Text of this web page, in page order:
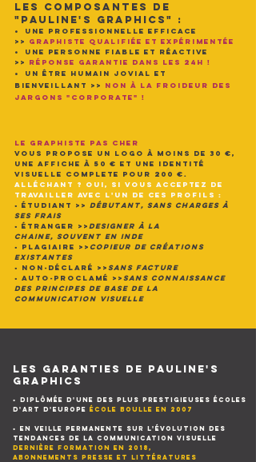
LES COMPOSANTES DE
"PAULINE'S GRAPHICS" :
•
UNE PROFESSIONNELLE EFFICACE
>>
GRAPHISTE QUALIFIéE ET EXPéRIMENTéE
•
UNE PERSONNE FIABLE ET RÉACTIVE
>>
RéPONSE GARANTIE DANS LES 24H !
•
UN ÊTRE HUMAIN JOVIAL ET
BIENVEILLANT >>
NON à LA FROIDEUR DES
JARGONS "CORPORATE" !
LE GRAPHISTE PAS CHER
VOUS PROPOSE UN LOGO à
MOINS DE 30 €,
UNE AFFICHE à 50 € ET UNE IDENTITÉ
VISUELLE COMPLETE POUR 200 €.
ALLÉCHANT ? OUI, SI VOUS ACCEPTEZ DE
TRAVAILLER AVEC L'UN DE CES PROFILS :
• ÉTUDIANT >> DÉBUTANT, SANS CHARGES à
SES FRAIS
• ÉTRANGER >>DESIGNER à LA
CHAINE, SOUVENT EN INDE
• PLAGIAIRE >> COPIEUR DE CRÉATIONS
EXISTANTES
• NON-DÉCLARÉ >>SANS FACTURE
• AUTO-PROCLAMÉ >>SANS CONNAISSANCE
DES PRINCIPES DE BASE DE LA
COMMUNICATION VISUELLE
LES GARANTIES DE PAULINE'S
GRAPHICS
• DIPLÔMÉE D'UNE DES PLUS PRESTIGIEUSES ÉCOLES
D'ART D'EUROPE École Boulle en 2007
• EN VEILLE PERMANENTE SUR L'ÉVOLUTION DES
TENDANCES DE LA COMMUNICATION VISUELLE
dernière formation en 2018,
abonnements presse et littératures